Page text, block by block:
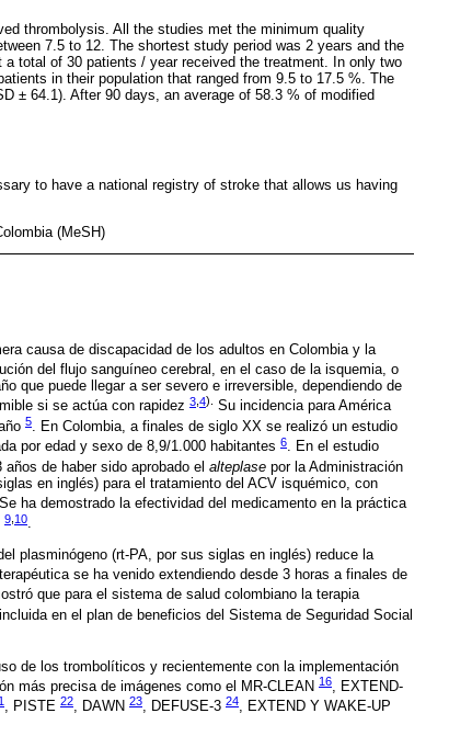
thrombolysis. All the studies met the minimum quality
7.5 to 12. The shortest study period was 2 years and the
total of 30 patients / year received the treatment. In only two
in their population that ranged from 9.5 to 17.5 %. The
± 64.1). After 90 days, an average of 58.3 % of modified
to have a national registry of stroke that allows us having
(MeSH)
causa de discapacidad de los adultos en Colombia y la
del flujo sanguíneo cerebral, en el caso de la isquemia, o
que puede llegar a ser severo e irreversible, dependiendo de
si se actúa con rapidez 3 4).
Su incidencia para América
5. En Colombia, a finales de siglo XX se realizó un estudio
por edad y sexo de 8,9/1.000 habitantes 6. En el estudio
años de haber sido aprobado el alteplase por la Administración
en inglés) para el tratamiento del ACV isquémico, con
ha demostrado la efectividad del medicamento en la práctica
9 10.
plasminógeno (rt-PA, por sus siglas en inglés) reduce la
se ha venido extendiendo desde 3 horas a finales de
que para el sistema de salud colombiano la terapia
en el plan de beneficios del Sistema de Seguridad Social
de los trombolíticos y recientemente con la implementación
más precisa de imágenes como el MR-CLEAN 16, EXTEND-
, PISTE 22, DAWN 23, DEFUSE-3 24, EXTEND Y WAKE-UP